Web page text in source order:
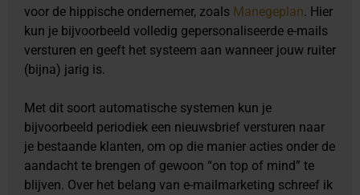
voor de hippische ondernemer, zoals Manegeplan. Hier
kun je bijvoorbeeld volledig gepersonaliseerde e-mails
versturen en geeft het systeem aan wanneer jouw ruiter
(bijna) jarig is.
Met dit soort automatische systemen kun je
bijvoorbeeld periodiek een nieuwsbrief versturen naar
je bestaande klanten, om op die manier acties onder de
aandacht te brengen of gewoon “on top of mind” te
blijven. Over het belang van e-mailmarketing schreef ik